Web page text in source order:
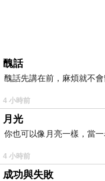
醜話
醜話先講在前，麻煩就不會
4 小時前
月光
你也可以像月亮一樣，當
4 小時前
成功與失敗